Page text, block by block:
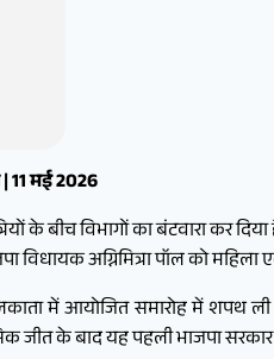
11 मई 2026
बीच विभागों का बंटवारा कर
अग्निमित्रा पॉल को महिला
में आयोजित समारोह में शपथ ली
के बाद यह पहली भाजपा